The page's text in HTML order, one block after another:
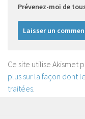
Prévenez-moi de
Ce site utilise Akismet
plus sur la façon dont
traitées.